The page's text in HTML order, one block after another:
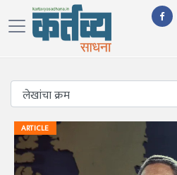
ARTICLE